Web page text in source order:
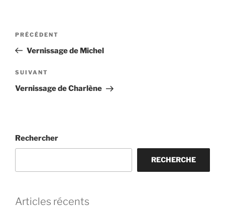
Navigation
l’article
Article
précédent
PRÉCÉDENT
Vernissage de Michel
Article
suivant
SUIVANT
Vernissage de Charlène
Rechercher
RECHERCHE
Articles récents